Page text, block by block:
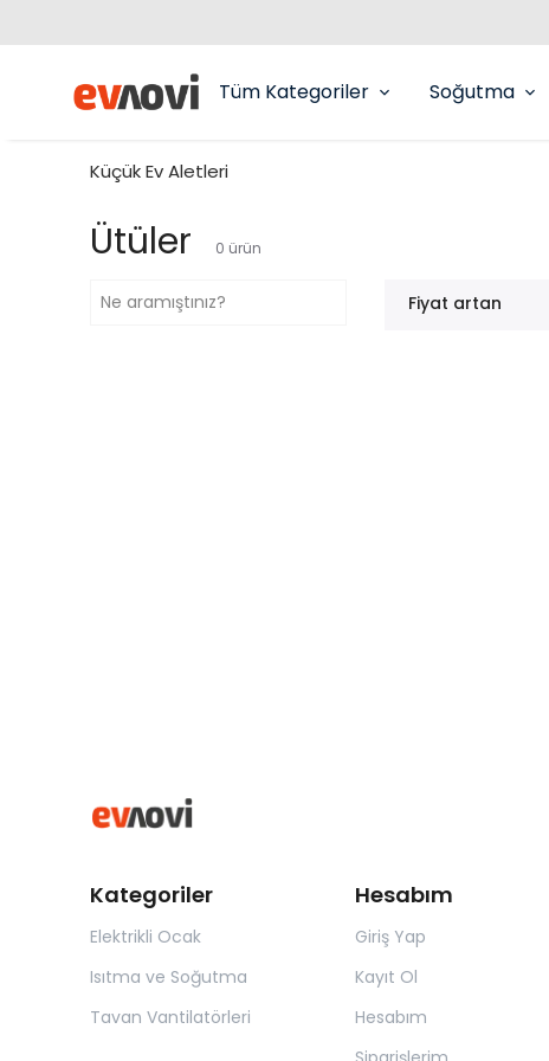
Tüm Kategoriler Soğutma
Küçük Ev Aletleri
Ütüler 0 ürün
Fiyat artan
Kategoriler
Elektrikli Ocak
Isıtma ve Soğutma
Tavan Vantilatörleri
Hesabım
Giriş Yap
Kayıt Ol
Hesabım